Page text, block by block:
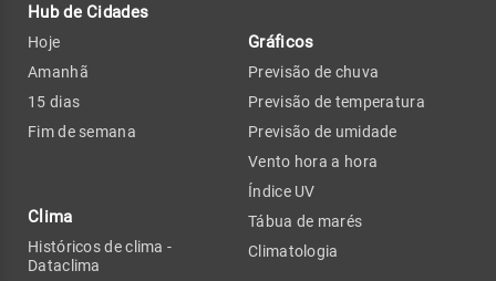
Hub de Cidades
Hoje
Amanhã
15 dias
Fim de semana
Clima
Históricos de clima -
Dataclima
Gráficos
Previsão de chuva
Previsão de temperatura
Previsão de umidade
Vento hora a hora
Índice UV
Tábua de marés
Climatologia